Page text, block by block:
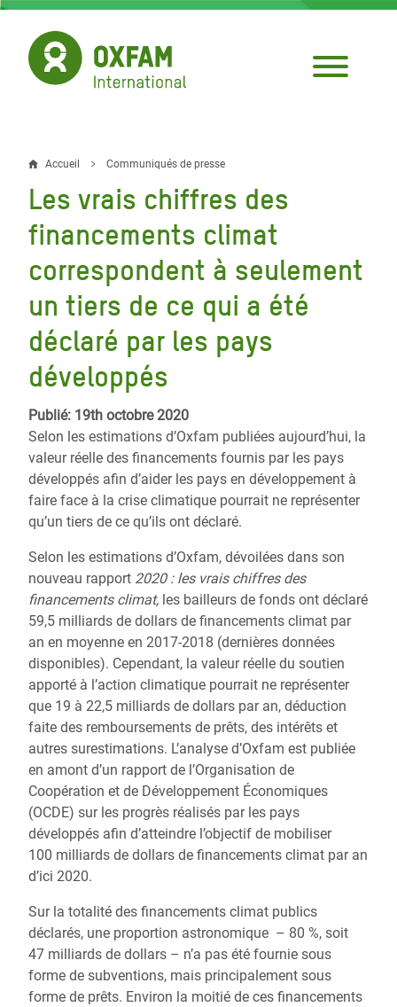
Aller
contenu
principal
Fil
d'Ariane
Accueil Communiqués de presse
Les vrais chiffres des
financements climat
correspondent à seulement
un tiers de ce qui a été
déclaré par les pays
développés
Publié: 19th octobre 2020
Selon les estimations d’Oxfam publiées aujourd’hui, la
valeur réelle des financements fournis par les pays
développés afin d’aider les pays en développement à
faire face à la crise climatique pourrait ne représenter
qu’un tiers de ce qu’ils ont déclaré.
Selon les estimations d’Oxfam, dévoilées dans son
nouveau rapport 2020 : les vrais chiffres des
financements climat, les bailleurs de fonds ont déclaré
59,5 milliards de dollars de financements climat par
an en moyenne en 2017-2018 (dernières données
disponibles). Cependant, la valeur réelle du soutien
apporté à l’action climatique pourrait ne représenter
que 19 à 22,5 milliards de dollars par an, déduction
faite des remboursements de prêts, des intérêts et
autres surestimations. L’analyse d’Oxfam est publiée
en amont d’un rapport de l’Organisation de
Coopération et de Développement Économiques
(OCDE) sur les progrès réalisés par les pays
développés afin d’atteindre l’objectif de mobiliser
100 milliards de dollars de financements climat par an
d’ici 2020.
Sur la totalité des financements climat publics
déclarés, une proportion astronomique – 80 %, soit
47 milliards de dollars – n’a pas été fournie sous
forme de subventions, mais principalement sous
forme de prêts. Environ la moitié de ces financements